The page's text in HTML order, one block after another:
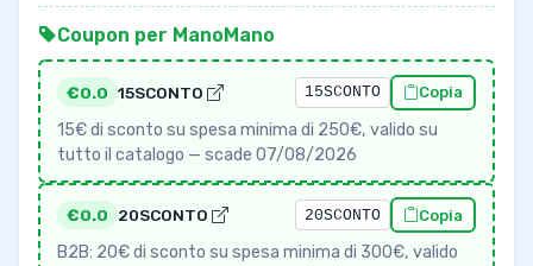
Coupon per ManoMano
€0.0 15SCONTO 15SCONTO Copia
15€ di sconto su spesa minima di 250€, valido su
tutto il catalogo — scade 07/08/2026
€0.0 20SCONTO 20SCONTO Copia
B2B: 20€ di sconto su spesa minima di 300€, valido